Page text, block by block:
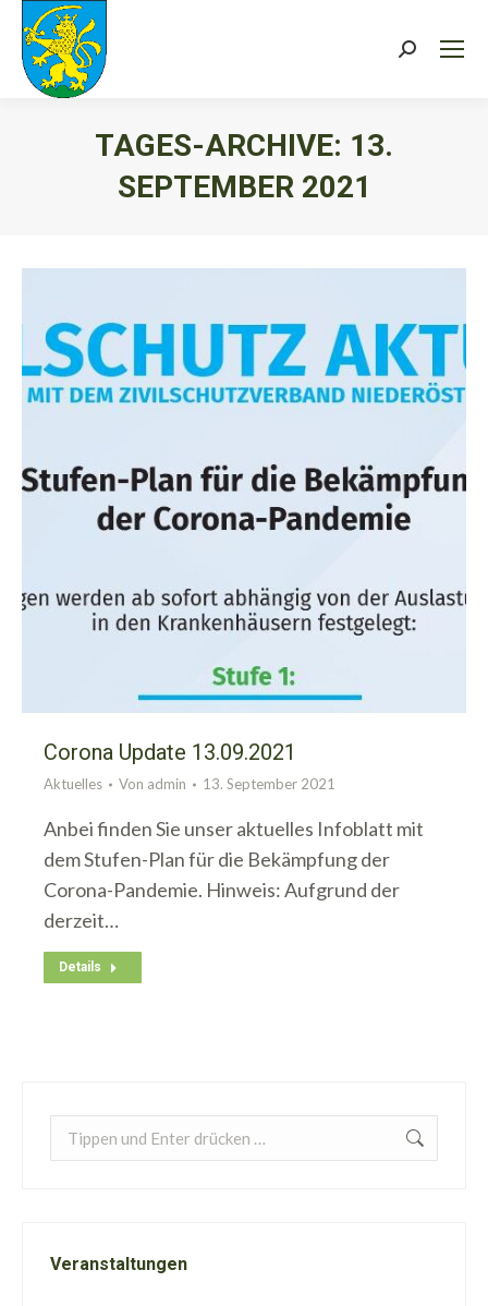
Search:
TAGES-ARCHIVE: 13.
SEPTEMBER 2021
Corona Update 13.09.2021
Aktuelles Von admin 13. September 2021
Anbei finden Sie unser aktuelles Infoblatt mit
dem Stufen-Plan für die Bekämpfung der
Corona-Pandemie. Hinweis: Aufgrund der
derzeit…
Details
Search:
Veranstaltungen